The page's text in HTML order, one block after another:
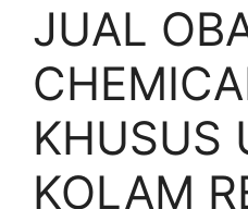
JUAL
KHUSUS
KOLAM